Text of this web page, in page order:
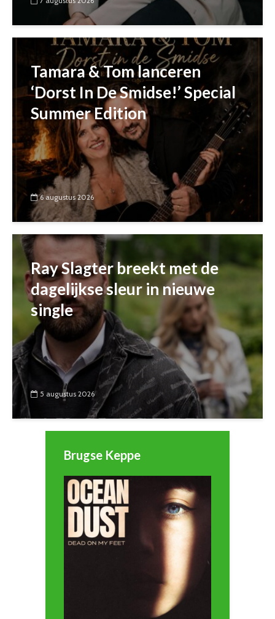
Tamara & Tom lanceren
‘Dorst In De Smidse!’ Special
Summer Edition
6 augustus 2026
Ray Slagter breekt met de
dagelijkse sleur in nieuwe
single
5 augustus 2026
Brugse Keppe